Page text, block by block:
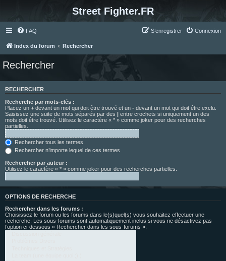
Street Fighter.FR
FAQ Connexion
S’enregistrer
Index du forum Rechercher
Rechercher
RECHERCHER
Recherche par mots-clés :
Placez un + devant un mot qui doit être trouvé et un - devant un mot qui doit être exclu.
Saisissez une suite de mots séparés par des | entre crochets si uniquement un des
mots doit être trouvé. Utilisez le caractère « * » comme joker pour des recherches
partielles.
Rechercher tous les termes
Rechercher n’importe lequel de ces termes
Rechercher par auteur :
Utilisez le caractère « * » comme joker pour des recherches partielles.
OPTIONS DE RECHERCHE
Rechercher dans les forums :
Choisissez le forum ou les forums dans le(s)quel(s) vous souhaitez effectuer une
recherche. Les sous-forums sont automatiquement inclus si vous ne désactivez pas
l’option ci-dessous « Rechercher dans les sous-forums ».